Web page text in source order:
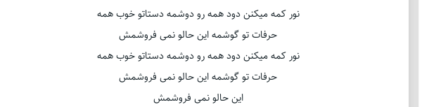
نور كمه میكنن دود همه رو دوشمه دستاتو خوب همه
حرفات تو گوشمه این حالو نمی فروشمش
نور كمه میكنن دود همه رو دوشمه دستاتو خوب همه
حرفات تو گوشمه این حالو نمی فروشمش
این حالو نمی فروشمش